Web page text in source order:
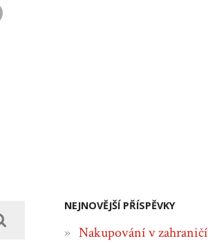
NEJNOVĚJŠÍ PŘÍSPĚVKY
Nakupování v zahraničí